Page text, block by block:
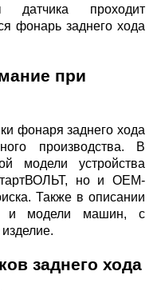
датчика проходит
фонарь заднего хода
при
фонаря заднего хода
производства. В
модели устройства
но и ОЕМ-
Также в описании
и модели машин, с
заднего хода